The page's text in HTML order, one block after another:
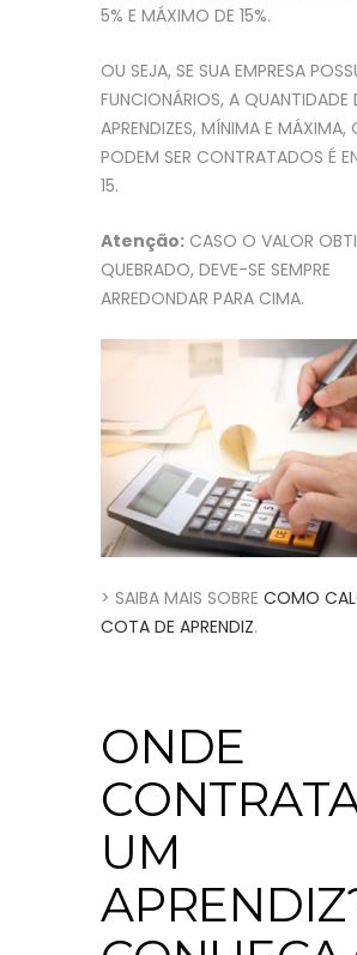
5% E MÁXIMO DE 15%.
OU SEJA, SE SUA EMPRESA
FUNCIONÁRIOS, A QUANTIDADE
APRENDIZES, MÍNIMA E MÁXIMA,
PODEM SER CONTRATADOS É
15.
Atenção: CASO O VALOR
QUEBRADO, DEVE-SE SEMPRE
ARREDONDAR PARA CIMA.
> SAIBA MAIS SOBRE COMO
COTA DE APRENDIZ.
ONDE
UM